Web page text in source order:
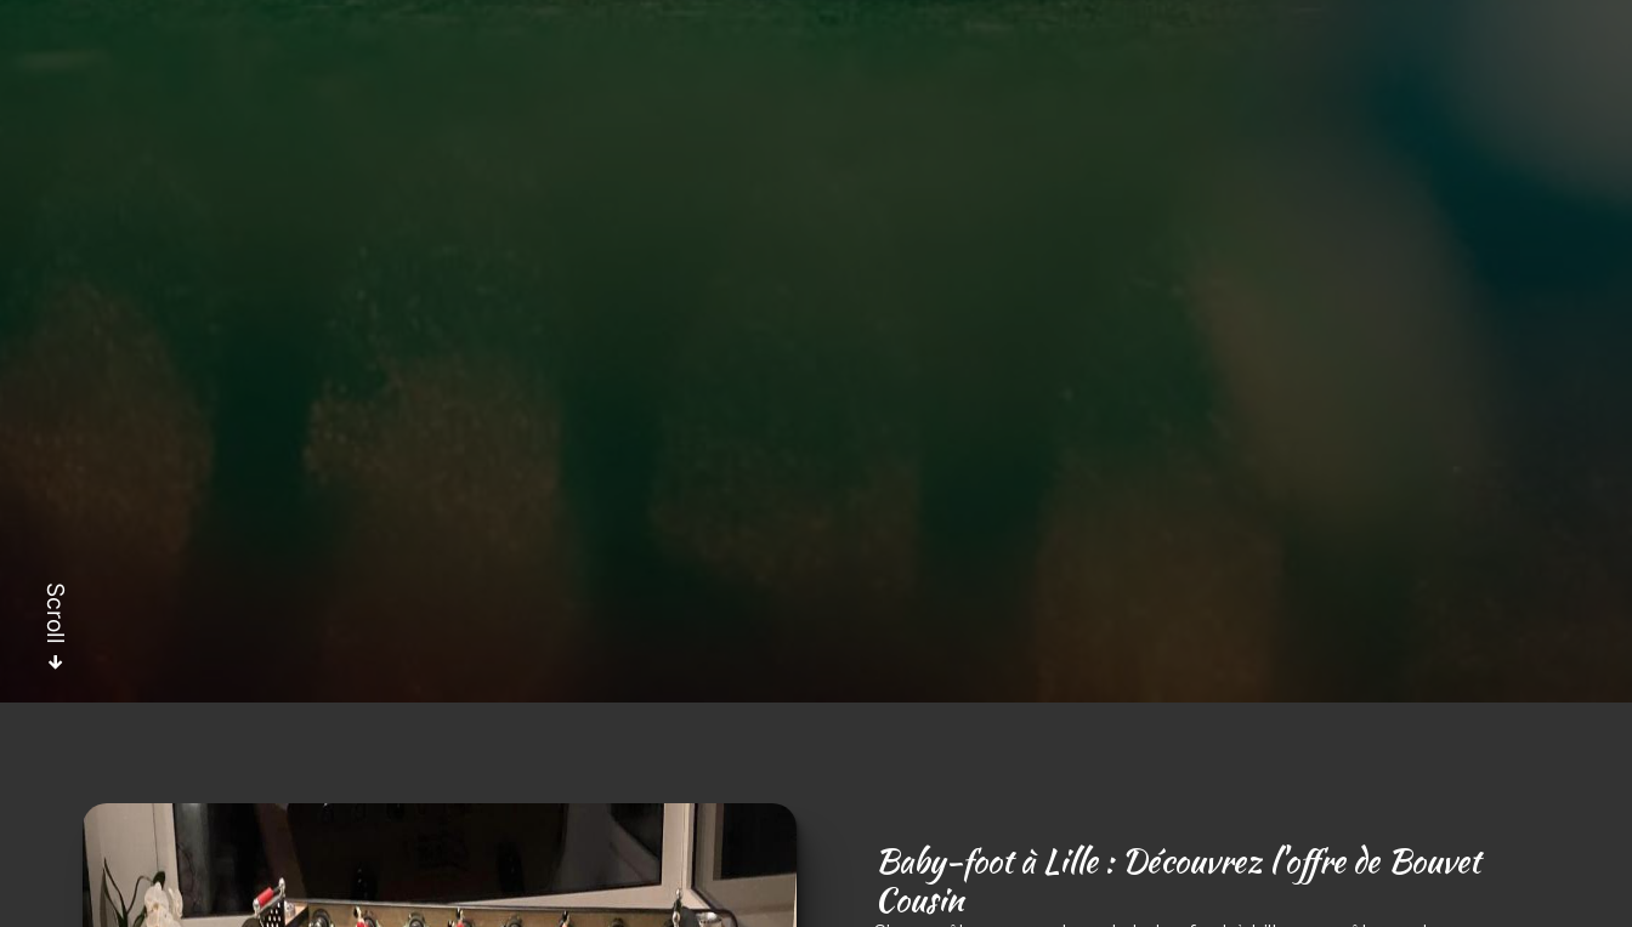
Scroll
Baby-foot à Lille : Découvrez l'offre de Bouvet
Cousin